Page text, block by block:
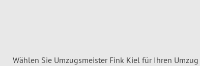
Wählen Sie Umzugsmeister Fink Kiel für Ihren